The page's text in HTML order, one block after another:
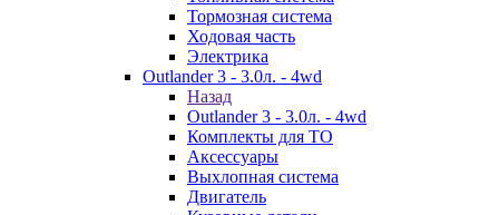
Тормозная система
Ходовая часть
Электрика
Outlander 3 - 3.0л. - 4wd
Назад
Outlander 3 - 3.0л. - 4wd
Комплекты для ТО
Аксессуары
Выхлопная система
Двигатель